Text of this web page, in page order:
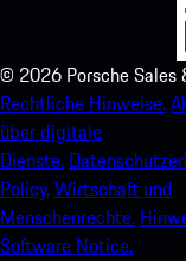
© 2026 Porsche
Rechtliche Hinweise.
über digitale
Dienste.
Policy.Wirtschaft und
Menschenrechte.
Software Notice.